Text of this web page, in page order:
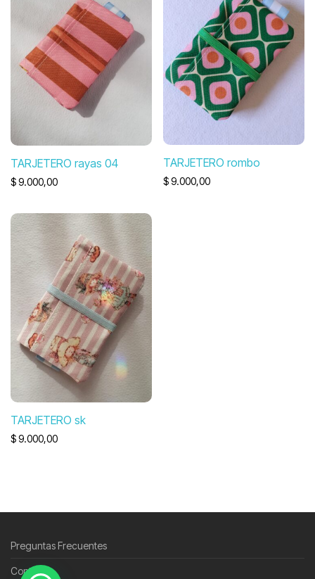
TARJETERO rayas 04
$9.000,00
TARJETERO rombo
$9.000,00
TARJETERO sk
$9.000,00
Preguntas Frecuentes
Contacto